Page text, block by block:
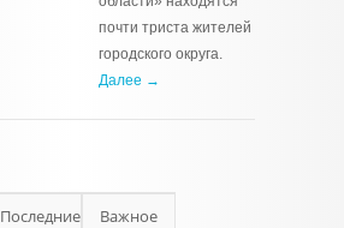
почти триста жителей
городского округа.
Далее →
Последние Важное